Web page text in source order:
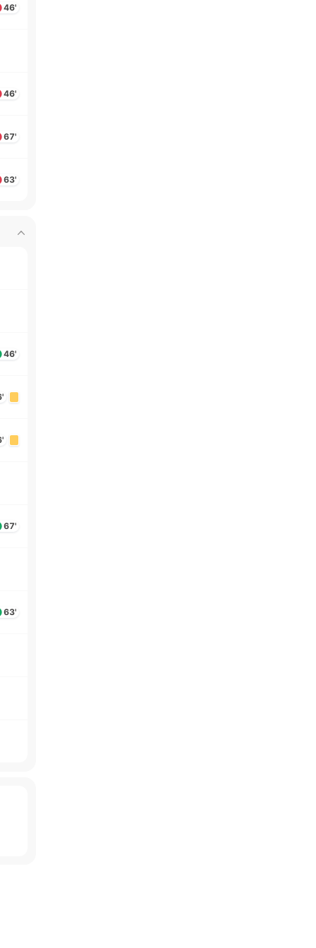
46'
46'
67'
63'
46'
67'
63'